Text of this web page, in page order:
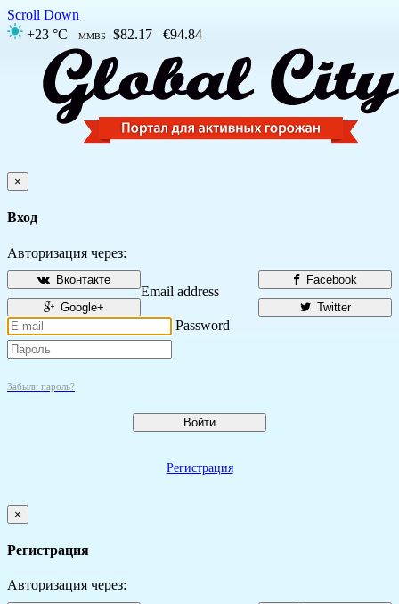
Scroll Down
+23 °C
ММВБ $82.17 €94.84
×
Вход
Авторизация через:
Facebook
Вконтакте
Twitter
Google+
Email address
Password
Забыли пароль?
Войти
Регистрация
×
Регистрация
Авторизация через: